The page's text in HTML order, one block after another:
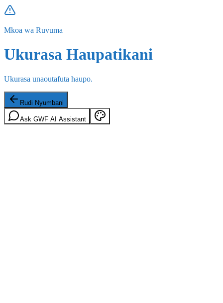
Mkoa wa Ruvuma
Ukurasa Haupatikani
Ukurasa unaoutafuta haupo.
Rudi Nyumbani
Ask GWF AI Assistant